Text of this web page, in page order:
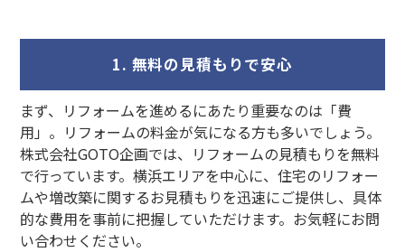
1. 無料の見積もりで安心
まず、リフォームを進めるにあたり重要なのは「費
用」。リフォームの料金が気になる方も多いでしょう。
株式会社GOTO企画では、リフォームの見積もりを無料
で行っています。横浜エリアを中心に、住宅のリフォー
ムや増改築に関するお見積もりを迅速にご提供し、具体
的な費用を事前に把握していただけます。お気軽にお問
い合わせください。